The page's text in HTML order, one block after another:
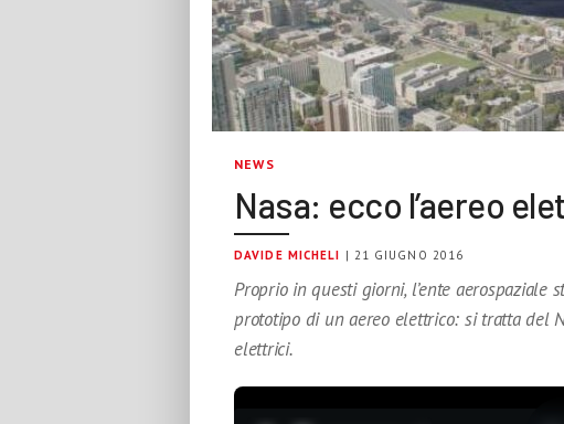
NEWS
Nasa: ecco l’aereo
DAVIDE MICHELI | 21 GIUGNO 2016
Proprio in questi giorni, l’ente aerospaziale
prototipo di un aereo elettrico: si tratta del
elettrici.